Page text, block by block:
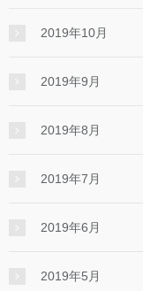
2019年10月
2019年9月
2019年8月
2019年7月
2019年6月
2019年5月